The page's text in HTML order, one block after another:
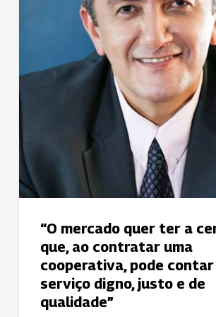
contratar
cooperativa,
com
um
serviço
justo
qualidade”
“O mercado quer ter a
que, ao contratar uma
cooperativa, pode contar
serviço digno, justo e de
qualidade”